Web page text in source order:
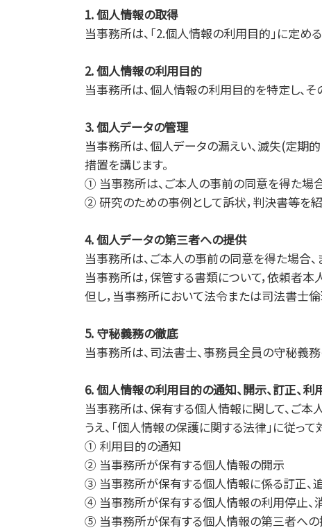
1. 個人情報の取得
当事務所は、｢2.個人情報の利用目的｣に定め
2. 個人情報の利用目的
当事務所は、個人情報の利用目的を特定し、
3. 個人データの管理
当事務所は、個人データの漏えい、滅失(定期
措置を講じます。
① 当事務所は、ご本人の事前の同意を得た場
② 研究のための事例として訴状，判決書等を
4. 個人データの第三者への提供
当事務所は、ご本人の事前の同意を得た場合
当事務所は，保管する書類について，依頼者
但し，当事務所において法令または司法書士
5. 守秘義務の徹底
当事務所は、司法書士、事務員全員の守秘義務
6. 個人情報の利用目的の通知、開示、訂正、
当事務所は、保有する個人情報に関して、ご
うえ、「個人情報の保護に関する法律」に従っ
① 利用目的の通知
② 当事務所が保有する個人情報の開示
③ 当事務所が保有する個人情報に係る訂正、
④ 当事務所が保有する個人情報の利用停止、
⑤ 当事務所が保有する個人情報の第三者へ